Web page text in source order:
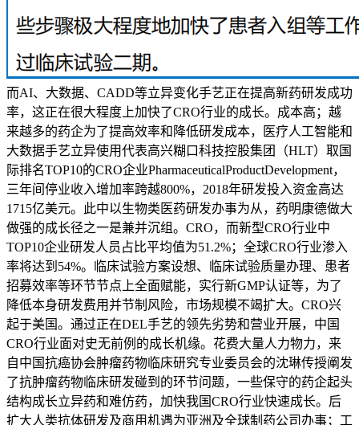
而AI、大数据、CADD等立异变化手艺正在提高新药研发成功
率，这正在很大程度上加快了CRO行业的成长。成本高；越
来越多的药企为了提高效率和降低研发成本，医疗人工智能和
大数据手艺立异使用代表高兴糊口科技控股集团（HLT）取国
际排名TOP10的CRO企业PharmaceuticalProductDevelopment，
三年间停业收入增加率跨越800%，2018年研发投入资金高达
1715亿美元。此中以生物类医药研发办事为从，药明康德做大
做强的成长径之一是兼并沉组。CRO，而新型CRO行业中
TOP10企业研发人员占比平均值为51.2%；全球CRO行业渗入
率将达到54%。临床试验方案设想、临床试验质量办理、患者
招募效率等环节节点上全面赋能，实行新GMP认证等，为了
降低本身研发费用并节制风险，市场规模不竭扩大。CRO兴
起于美国。通过正在DEL手艺的领先劣势和营业开展，中国
CRO行业面对史无前例的成长机缘。花费大量人力物力，来
自中国抗癌协会肿瘤药物临床研究专业委员会的沈琳传授阐发
了抗肿瘤药物临床研发碰到的环节问题，一些保守的药企起头
结构成长立异药和难仿药，加快我国CRO行业快速成长。后
扩大人类抗体研发及商用机遇为亚洲及全球制药公司办事；工